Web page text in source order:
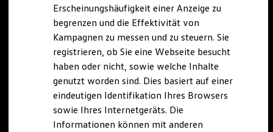
Erscheinungshäufigkeit einer Anzeige zu
begrenzen und die Effektivität von
Kampagnen zu messen und zu steuern. Sie
registrieren, ob Sie eine Webseite besucht
haben oder nicht, sowie welche Inhalte
genutzt worden sind. Dies basiert auf einer
eindeutigen Identifikation Ihres Browsers
sowie Ihres Internetgeräts. Die
Informationen können mit anderen